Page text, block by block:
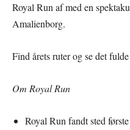
Royal Run af med en
Amalienborg.
Find årets ruter og se det
Om Royal Run
Royal Run fandt sted